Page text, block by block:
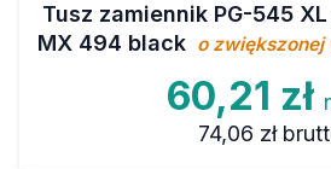
Tusz zamiennik PG-545
MX 494 black o zwiększonej
60,21 zł
74,06 zł